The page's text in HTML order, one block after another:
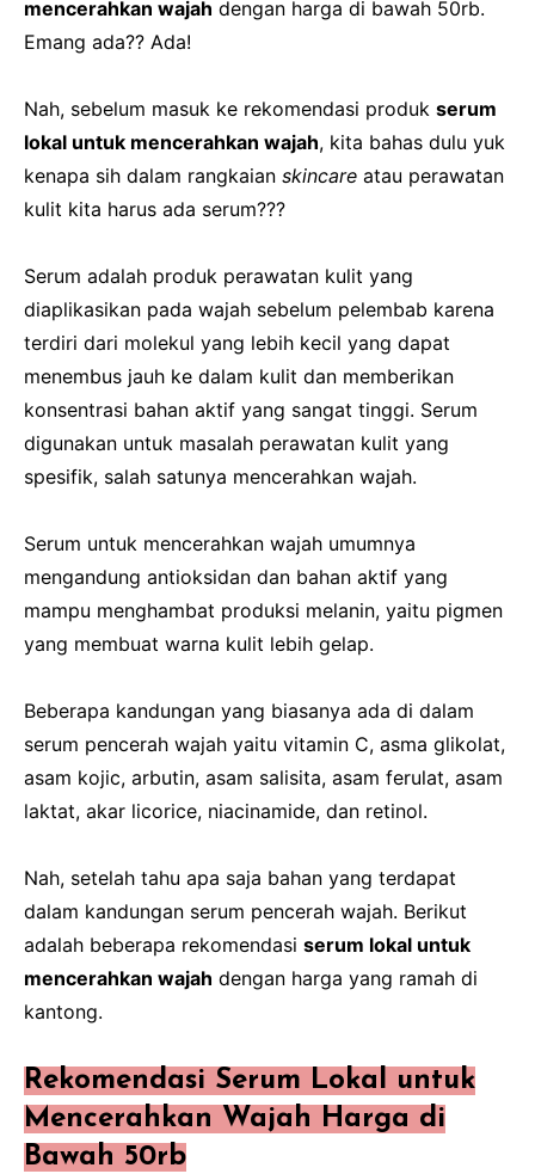
mencerahkan wajah dengan harga di bawah 50rb.
Emang ada?? Ada!
Nah, sebelum masuk ke rekomendasi produk serum
lokal untuk mencerahkan wajah, kita bahas dulu yuk
kenapa sih dalam rangkaian skincare atau perawatan
kulit kita harus ada serum???
Serum adalah produk perawatan kulit yang
diaplikasikan pada wajah sebelum pelembab karena
terdiri dari molekul yang lebih kecil yang dapat
menembus jauh ke dalam kulit dan memberikan
konsentrasi bahan aktif yang sangat tinggi. Serum
digunakan untuk masalah perawatan kulit yang
spesifik, salah satunya mencerahkan wajah.
Serum untuk mencerahkan wajah umumnya
mengandung antioksidan dan bahan aktif yang
mampu menghambat produksi melanin, yaitu pigmen
yang membuat warna kulit lebih gelap.
Beberapa kandungan yang biasanya ada di dalam
serum pencerah wajah yaitu vitamin C, asma glikolat,
asam kojic, arbutin, asam salisita, asam ferulat, asam
laktat, akar licorice, niacinamide, dan retinol.
Nah, setelah tahu apa saja bahan yang terdapat
dalam kandungan serum pencerah wajah. Berikut
adalah beberapa rekomendasi serum lokal untuk
mencerahkan wajah dengan harga yang ramah di
kantong.
Rekomendasi Serum Lokal untuk
Mencerahkan Wajah Harga di
Bawah 50rb